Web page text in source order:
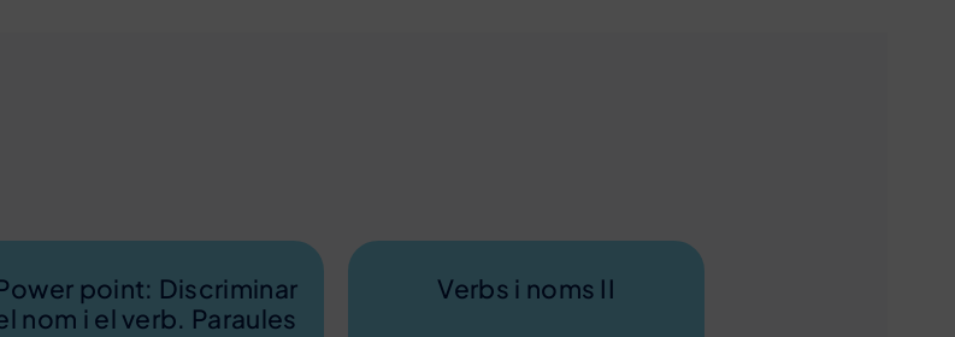
point: Discriminar
nom i el verb. Paraules
Verbs i noms II